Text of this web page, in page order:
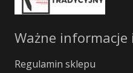
Ważne
Regulamin sklepu